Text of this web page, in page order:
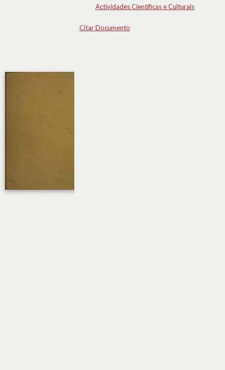
Actividades Científicas e Culturais
Citar Documento